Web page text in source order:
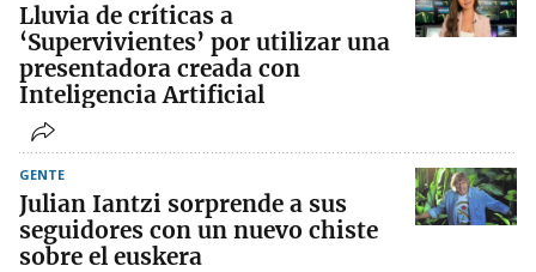
Lluvia de críticas a
‘Supervivientes’ por utilizar una
presentadora creada con
Inteligencia Artificial
GENTE
Julian Iantzi sorprende a sus
seguidores con un nuevo chiste
sobre el euskera